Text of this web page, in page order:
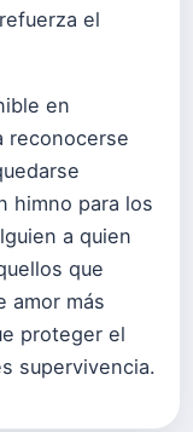
el
en
reconocerse
himno para los
a quien
que
amor más
proteger el
supervivencia.